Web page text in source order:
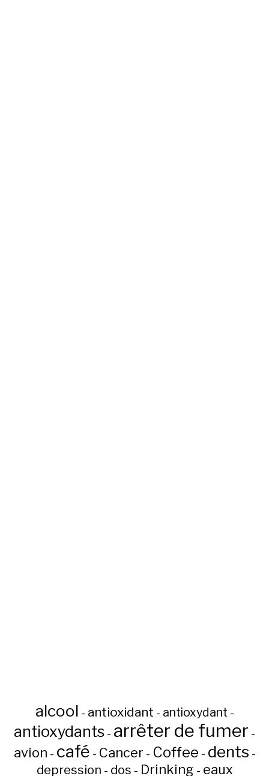
alcool - antioxidant - antioxydant -
antioxydants - arrêter de fumer -
avion - café - Cancer - Coffee - dents -
depression - dos - Drinking - eaux